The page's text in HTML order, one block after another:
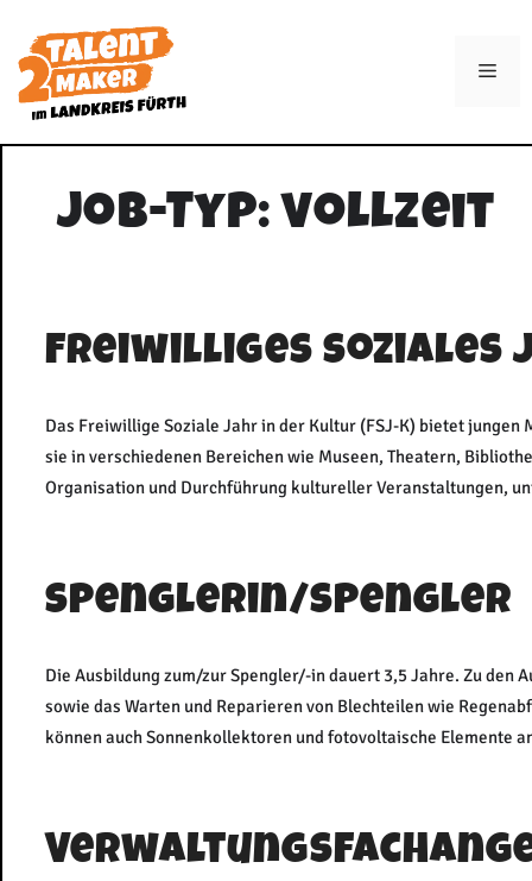
Inhalt
springen
Job-Typ:Vollzeit
Freiwilliges soziales
Das Freiwillige Soziale Jahr in der Kultur (FSJ-K) bietet
sie in verschiedenen Bereichen wie Museen, Theatern,
Organisation und Durchführung kultureller Veranstaltungen,
Spenglerin/Spengler
Die Ausbildung zum/zur Spengler/-in dauert 3,5 Jahre. Zu den
sowie das Warten und Reparieren von Blechteilen wie
können auch Sonnenkollektoren und fotovoltaische